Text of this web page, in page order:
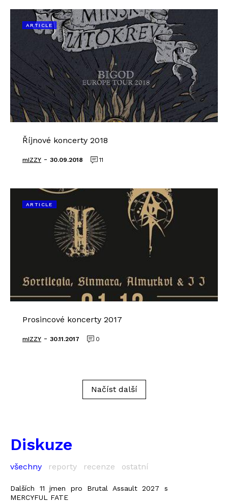
ARTICLE
Říjnové koncerty 2018
mIZZY - 30.09.2018 11
ARTICLE
Prosincové koncerty 2017
mIZZY - 30.11.2017 0
Načíst další
Diskuze
všechny reporty recenze ostatní
Dalších 11 jmen pro Brutal Assault 2027 s
MERCYFUL FATE